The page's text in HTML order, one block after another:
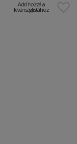
Add hozzá a
kívánságlistához